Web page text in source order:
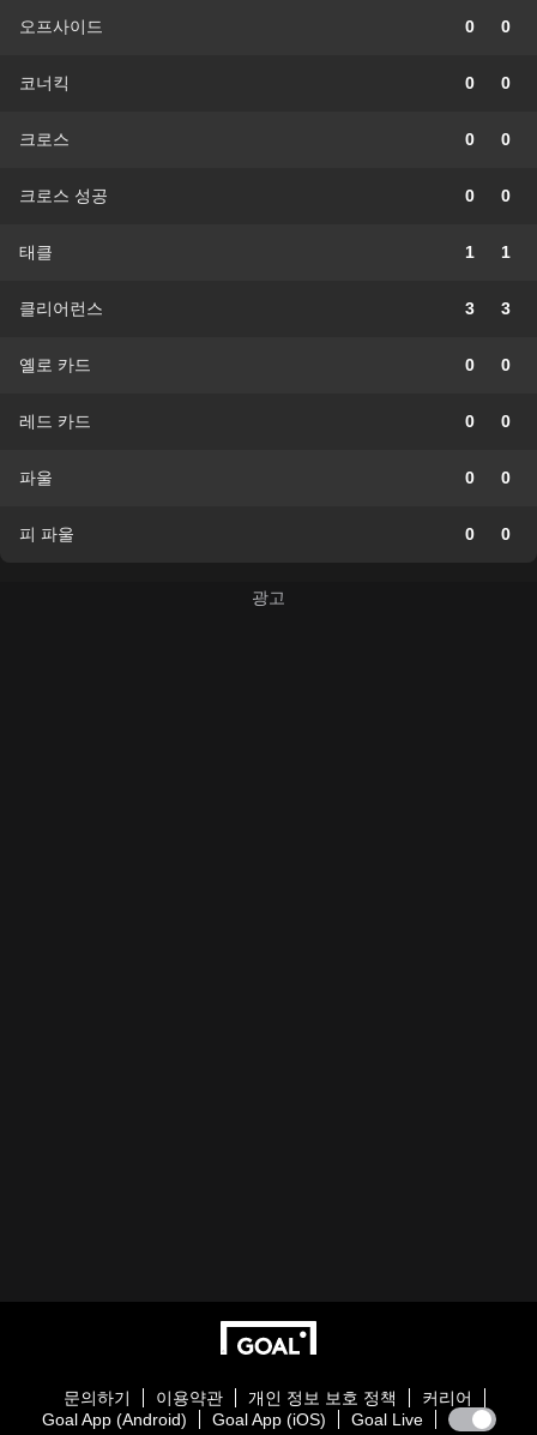
오프사이드 0 0
코너킥 0 0
크로스 0 0
크로스 성공 0 0
태클 1 1
클리어런스 3 3
옐로 카드 0 0
레드 카드 0 0
파울 0 0
피 파울 0 0
문의하기 이용약관 개인 정보 보호 정책
커리어
Goal App (Android)
Goal App (iOS) Goal Live